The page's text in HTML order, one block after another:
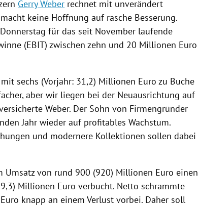
Gerry Weber rechnet mit unverändert
keine Hoffnung auf rasche Besserung.
für das seit November laufende
(EBIT) zwischen zehn und 20 Millionen Euro
sechs (Vorjahr: 31,2) Millionen Euro zu Buche
aber wir liegen bei der Neuausrichtung auf
Weber. Der Sohn von Firmengründer
Jahr wieder auf profitables Wachstum.
und modernere Kollektionen sollen dabei
Umsatz von rund 900 (920) Millionen Euro einen
Millionen Euro verbucht. Netto schrammte
knapp an einem Verlust vorbei. Daher soll